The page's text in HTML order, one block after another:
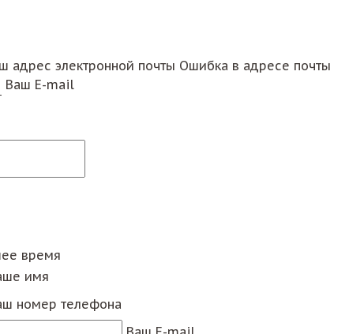
адрес электронной почты Ошибка в адресе почты
Ваш E-mail
время
имя
номер телефона